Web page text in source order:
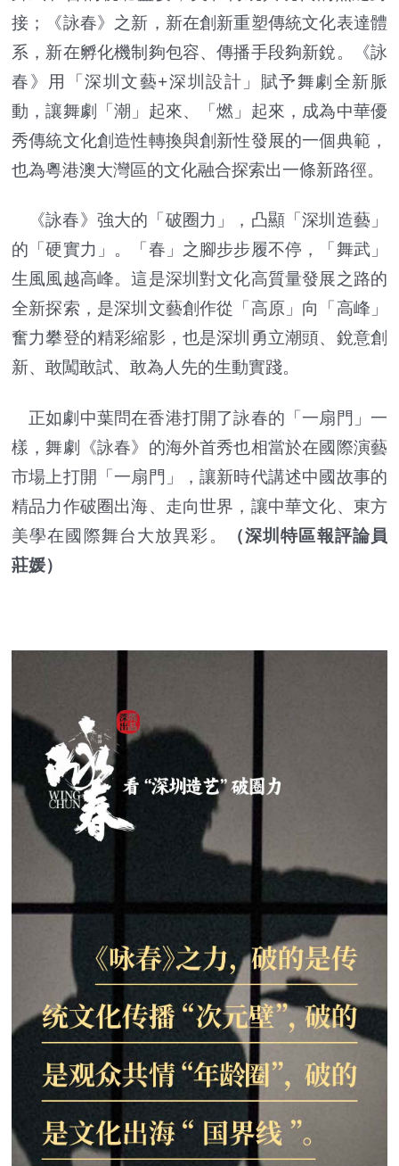
接；《詠春》之新，新在創新重塑傳統文化表達體
系，新在孵化機制夠包容、傳播手段夠新銳。《詠
春》用「深圳文藝+深圳設計」賦予舞劇全新脈
動，讓舞劇「潮」起來、「燃」起來，成為中華優
秀傳統文化創造性轉換與創新性發展的一個典範，
也為粵港澳大灣區的文化融合探索出一條新路徑。
《詠春》強大的「破圈力」，凸顯「深圳造藝」
的「硬實力」。「春」之腳步步履不停，「舞武」
生風風越高峰。這是深圳對文化高質量發展之路的
全新探索，是深圳文藝創作從「高原」向「高峰」
奮力攀登的精彩縮影，也是深圳勇立潮頭、銳意創
新、敢闖敢試、敢為人先的生動實踐。
正如劇中葉問在香港打開了詠春的「一扇門」一
樣，舞劇《詠春》的海外首秀也相當於在國際演藝
市場上打開「一扇門」，讓新時代講述中國故事的
精品力作破圈出海、走向世界，讓中華文化、東方
美學在國際舞台大放異彩。
（深圳特區報評論員
莊媛）